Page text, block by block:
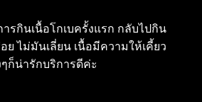
รกินเนื้อโกเบครั้งแรก กลับไปกิน
ย ไม่มันเลี่ยน เนื้อมีความให้เคี้ยว
ก็น่ารักบริการดีค่ะ